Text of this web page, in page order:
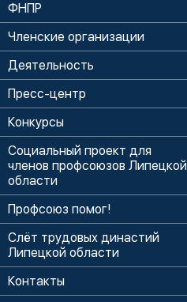
ФНПР
Членские организации
Деятельность
Пресс-центр
Конкурсы
Социальный проект для
членов профсоюзов Липецкой
области
Профсоюз помог!
Слёт трудовых династий
Липецкой области
Контакты